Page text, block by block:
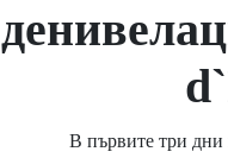
В първите три дни